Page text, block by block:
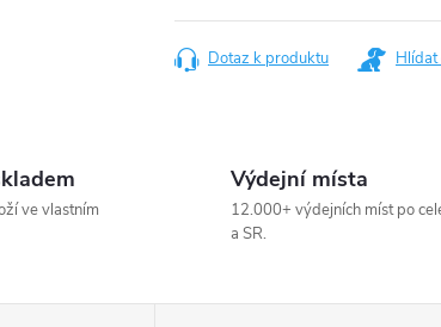
Dotaz k produktu Hlídat
ve vlastním
Výdejní místa
12.000+ výdejních míst po
a SR.